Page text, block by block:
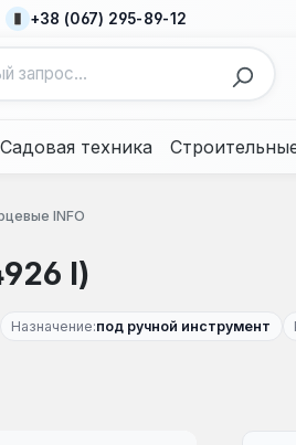
+38 (067) 295-89-12
Садовая техника
INFO
I)
Назначение:под ручной инструмент